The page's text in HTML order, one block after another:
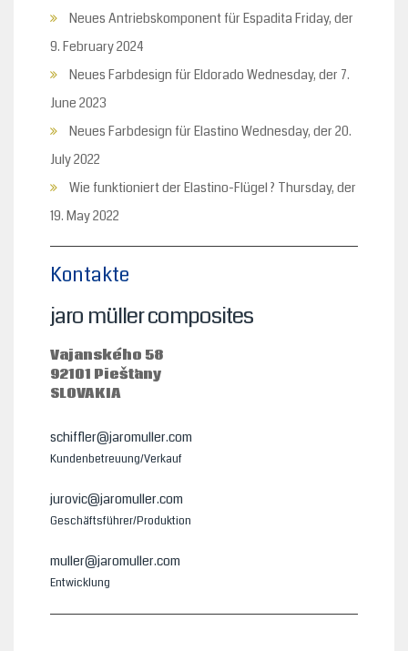
Neues Antriebskomponent für Espadita Friday, der
9. February 2024
Neues Farbdesign für Eldorado Wednesday, der 7.
June 2023
Neues Farbdesign für Elastino Wednesday, der 20.
July 2022
Wie funktioniert der Elastino-Flügel ? Thursday, der
19. May 2022
Kontakte
jaro müller composites
Vajanského 58
92101 Piešťany
SLOVAKIA
schiffler@jaromuller.com
Kundenbetreuung/Verkauf
jurovic@jaromuller.com
Geschäftsführer/Produktion
muller@jaromuller.com
Entwicklung